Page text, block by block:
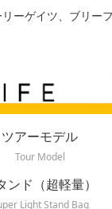
ーゲイツ、ブリー
ツアーモデル
Tour Model
ンド（超軽量）
Light Stand Bag